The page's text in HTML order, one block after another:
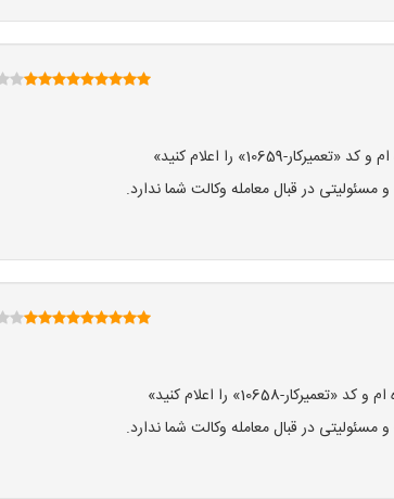
را اعلام کنید»
در قبال معامله وکالت شما ندارد.
را اعلام کنید»
در قبال معامله وکالت شما ندارد.